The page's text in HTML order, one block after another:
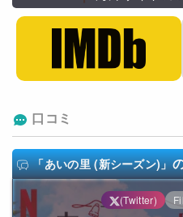
口コミ
「あいの里 (新シーズン)」
(Twitter)